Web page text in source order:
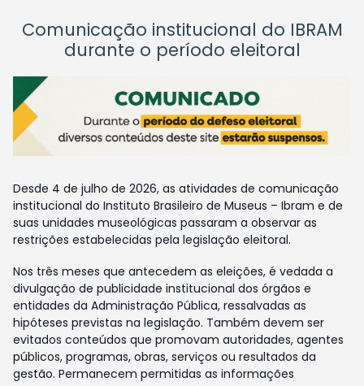
Comunicação institucional do IBRAM
durante o período eleitoral
Desde 4 de julho de 2026, as atividades de comunicação
institucional do Instituto Brasileiro de Museus – Ibram e de
suas unidades museológicas passaram a observar as
restrições estabelecidas pela legislação eleitoral.
Nos três meses que antecedem as eleições, é vedada a
divulgação de publicidade institucional dos órgãos e
entidades da Administração Pública, ressalvadas as
hipóteses previstas na legislação. Também devem ser
evitados conteúdos que promovam autoridades, agentes
públicos, programas, obras, serviços ou resultados da
gestão. Permanecem permitidas as informações